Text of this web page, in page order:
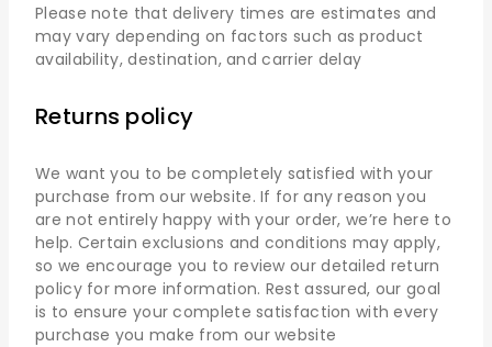
Please note that delivery times are estimates and
may vary depending on factors such as product
availability, destination, and carrier delay
Returns policy
We want you to be completely satisfied with your
purchase from our website. If for any reason you
are not entirely happy with your order, we’re here to
help. Certain exclusions and conditions may apply,
so we encourage you to review our detailed return
policy for more information. Rest assured, our goal
is to ensure your complete satisfaction with every
purchase you make from our website